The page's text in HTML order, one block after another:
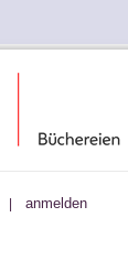
| anmelden